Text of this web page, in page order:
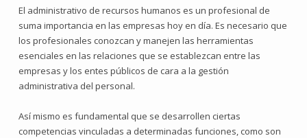
El administrativo de recursos humanos es un profesional de
suma importancia en las empresas hoy en día. Es necesario que
los profesionales conozcan y manejen las herramientas
esenciales en las relaciones que se establezcan entre las
empresas y los entes públicos de cara a la gestión
administrativa del personal.
Así mismo es fundamental que se desarrollen ciertas
competencias vinculadas a determinadas funciones, como son